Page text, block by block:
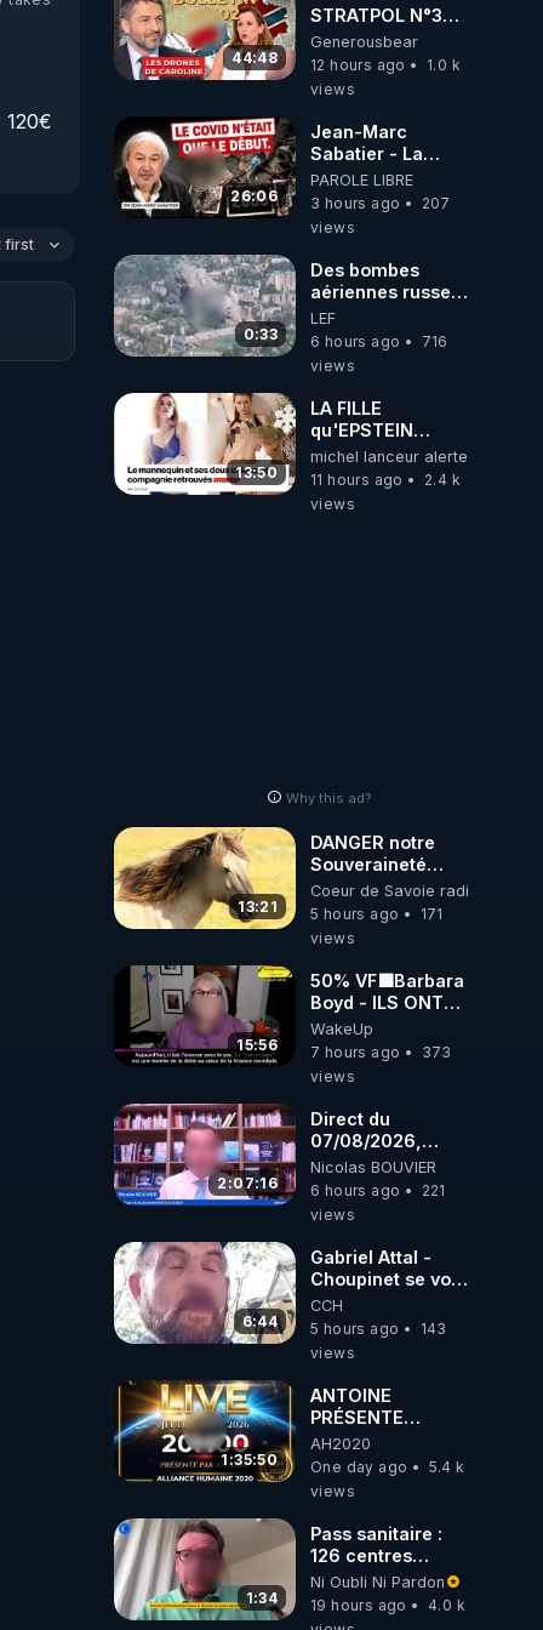
120€
first
44:48
STRATPOL N°302.
Armée des
drones, MS-21 en
série, missiles
07.08.2026.
Generousbear
12 hours ago
1.0 k
views
26:06
Jean-Marc
Sabatier - La
Covid-19 n'a été
que le début -
L'ARN messager
PAROLE LIBRE
3 hours ago
207
views
0:33
Des bombes
aériennes russes
anéantissent les
centres de
contrôle de
brigades
ukrainienne
LEF
6 hours ago
716
views
13:50
LA FILLE
qu'EPSTEIN
VOULAIT CACHER
michel lanceur alerte
11 hours ago
2.4 k
views
Why this ad?
13:21
DANGER notre
Souveraineté
Alimentaire est
attaqué...
Coeur de Savoie radioweb TV
5 hours ago
171
views
15:56
50% VF🟩Barbara
Boyd - ILS ONT
MENTI SUR TOUT
-Jocelyne
Traduction
WakeUp
7 hours ago
373
views
2:07:16
Direct du
07/08/2026,
présenté par
Nicolas BOUVIER
Nicolas BOUVIER
6 hours ago
221
views
6:44
Gabriel Attal -
Choupinet se voit
en haut de
l'affiche
CCH
5 hours ago
143
views
1:35:50
ANTOINE
PRÉSENTE
AH2020 LE LIVE
20H ***DU
06/08/2026***
AH2020
One day ago
5.4 k
views
1:34
Pass sanitaire :
126 centres
commerciaux
concernés par
l'obligation dans
Ni Oubli Ni Pardon
19 hours ago
4.0 k